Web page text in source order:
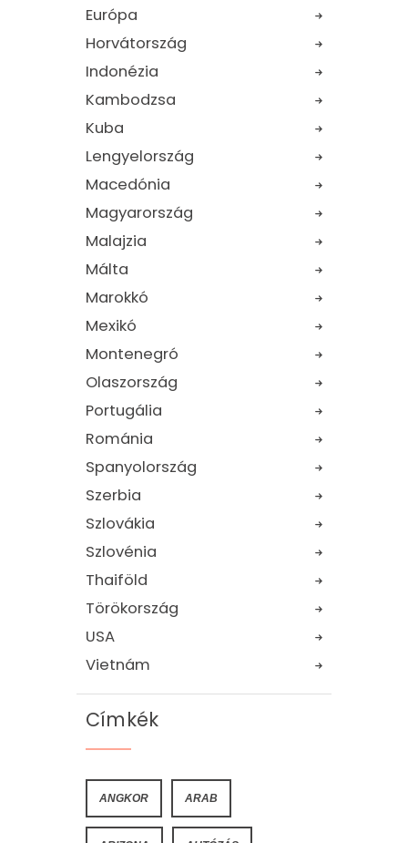
Európa
Horvátország
Indonézia
Kambodzsa
Kuba
Lengyelország
Macedónia
Magyarország
Malajzia
Málta
Marokkó
Mexikó
Montenegró
Olaszország
Portugália
Románia
Spanyolország
Szerbia
Szlovákia
Szlovénia
Thaiföld
Törökország
USA
Vietnám
Címkék
ANGKOR ARAB